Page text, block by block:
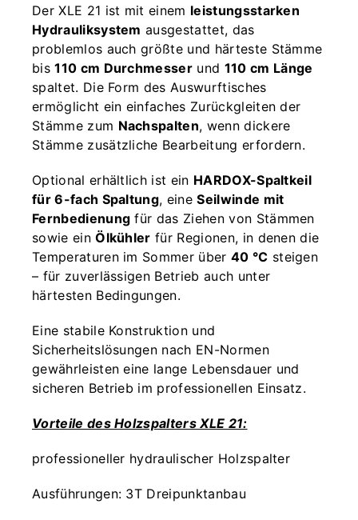
Der XLE 21 ist mit einem leistungsstarken
Hydrauliksystem ausgestattet, das
problemlos auch größte und härteste Stämme
bis110 cm Durchmesser und 110 cm Länge
spaltet. Die Form des Auswurftisches
ermöglicht ein einfaches Zurückgleiten der
Stämme zum Nachspalten, wenn dickere
Stämme zusätzliche Bearbeitung erfordern.
Optional erhältlich ist ein HARDOX-Spaltkeil
für 6-fach Spaltung, eineSeilwinde mit
Fernbedienung für das Ziehen von Stämmen
sowie einÖlkühler für Regionen, in denen die
Temperaturen im Sommer über 40 °C steigen
– für zuverlässigen Betrieb auch unter
härtesten Bedingungen.
Eine stabile Konstruktion und
Sicherheitslösungen nach EN-Normen
gewährleisten eine lange Lebensdauer und
sicheren Betrieb im professionellen Einsatz.
Vorteile des Holzspalters XLE 21:
professioneller hydraulischer Holzspalter
Ausführungen: 3T Dreipunktanbau